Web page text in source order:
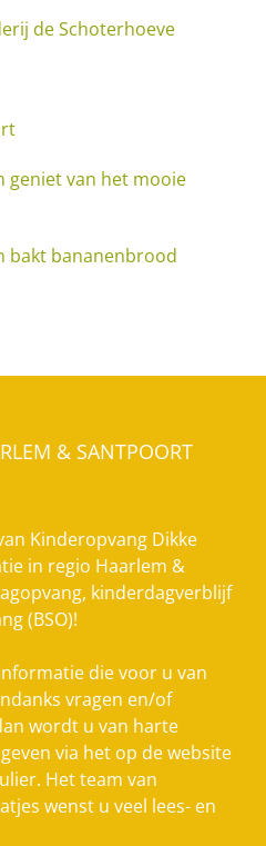
de Schoterhoeve
geniet van het mooie
bakt bananenbrood
& SANTPOORT
Kinderopvang Dikke
in regio Haarlem &
kinderdagverblijf
(BSO)!
die voor u van
vragen en/of
wordt u van harte
via het op de website
Het team van
wenst u veel lees- en